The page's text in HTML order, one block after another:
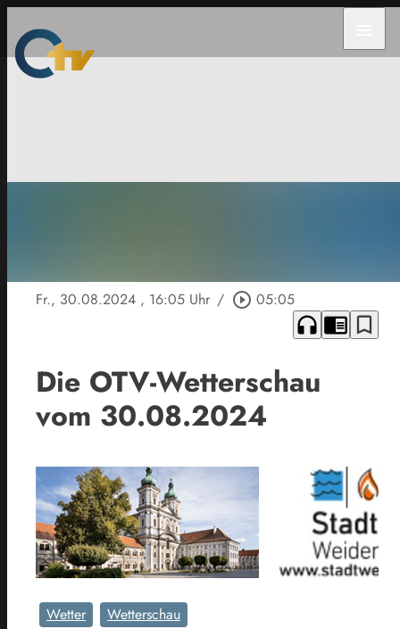
Fr., 30.08.2024 , 16:05 Uhr / play_circle_outline 05:05
headphones chrome_reader_mode bookmark_border
Die OTV-Wetterschau
vom 30.08.2024
Wetter Wetterschau